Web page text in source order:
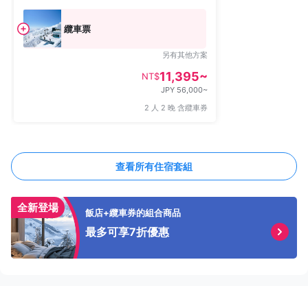
纜車票
另有其他方案
NT$11,395~
JPY 56,000~
2 人 2 晚 含纜車券
查看所有住宿套組
全新登場 飯店+纜車券的組合商品
最多可享7折優惠